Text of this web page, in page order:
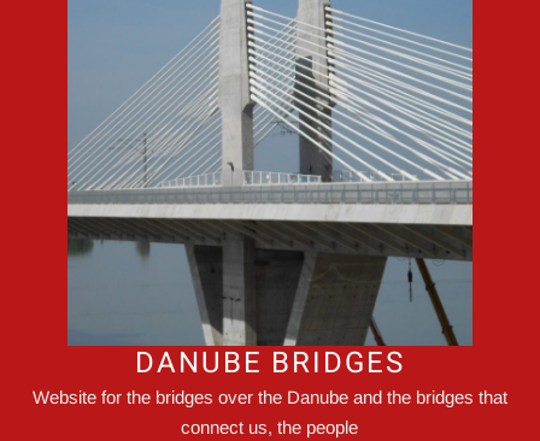
DANUBE BRIDGES
Website for the bridges over the Danube and the bridges that
connect us, the people